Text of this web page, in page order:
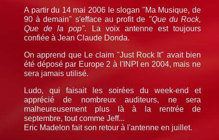
A partir du 14 mai 2006 le slogan "Ma Musique, de
90 à demain" s'efface au profit de "Que du Rock,
Que de la pop".
La voix antenne est toujours
confiée à Jean Claude Donda.
On apprend que Le claim "Just Rock It" avait bien
été déposé par Europe 2 à l'INPI en 2004, mais ne
sera jamais utilisé.
Ludo, qui faisait les soirées du week-end et
apprécié de nombreux auditeurs, ne sera
malheureusement plus là à la rentrée de
septembre, tout comme Jeff...
Eric Madelon fait son retour à l'antenne en juillet.